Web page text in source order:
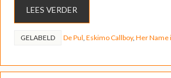
LEES VERDER
GELABELD De Pul Eskimo Callboy, Her Name